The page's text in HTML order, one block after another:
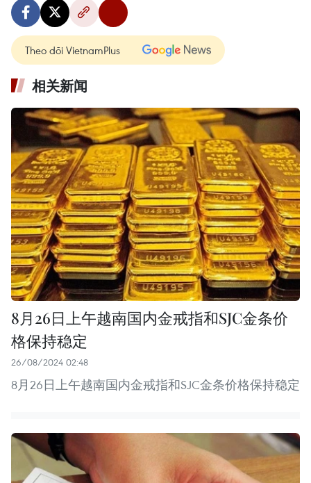
Theo dõi VietnamPlus
相关新闻
8月26日上午越南国内金戒指和SJC金条价
格保持稳定
26/08/2024 02:48
8月26日上午越南国内金戒指和SJC金条价格保持稳定